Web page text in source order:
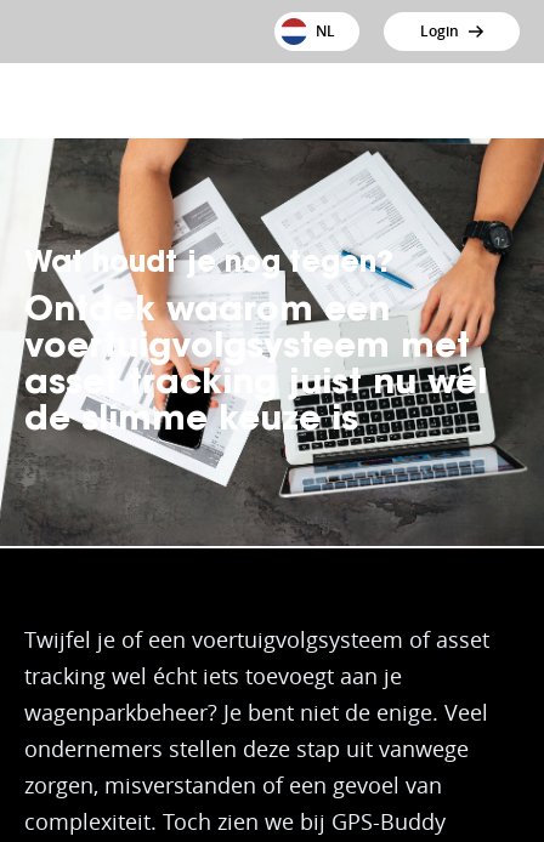
NL Login
Wat houdt je nog tegen?
Ontdek waarom een
voertuigvolgsysteem met
asset tracking juist nu wél
de slimme keuze is
Twijfel je of een voertuigvolgsysteem of asset
tracking wel écht iets toevoegt aan je
wagenparkbeheer? Je bent niet de enige. Veel
ondernemers stellen deze stap uit vanwege
zorgen, misverstanden of een gevoel van
complexiteit. Toch zien we bij GPS-Buddy